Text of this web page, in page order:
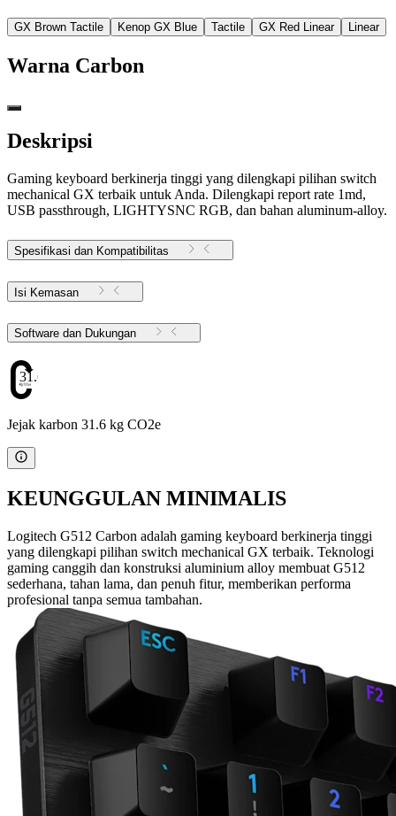
GX Brown Tactile Kenop GX Blue Tactile GX Red Linear Linear
Warna Carbon
Deskripsi
Gaming keyboard berkinerja tinggi yang dilengkapi pilihan switch
mechanical GX terbaik untuk Anda. Dilengkapi report rate 1md,
USB passthrough, LIGHTYSNC RGB, dan bahan aluminum-alloy.
Spesifikasi dan Kompatibilitas
Isi Kemasan
Software dan Dukungan
31.6
Jejak karbon 31.6 kg CO2e
KEUNGGULAN MINIMALIS
Logitech G512 Carbon adalah gaming keyboard berkinerja tinggi
yang dilengkapi pilihan switch mechanical GX terbaik. Teknologi
gaming canggih dan konstruksi aluminium alloy membuat G512
sederhana, tahan lama, dan penuh fitur, memberikan performa
profesional tanpa semua tambahan.